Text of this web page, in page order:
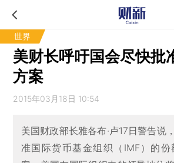
世界
美财长呼吁国会尽快批
方案
2015年03月18日 10:54
美国财政部长雅各布·卢17日警告说
准国际货币基金组织（IMF）的